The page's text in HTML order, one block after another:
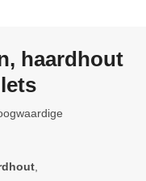
haardhout